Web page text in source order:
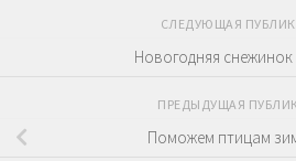
СЛЕДУЮЩАЯ
Новогодняя снежинок
ПРЕДЫДУЩАЯ
Поможем птицам